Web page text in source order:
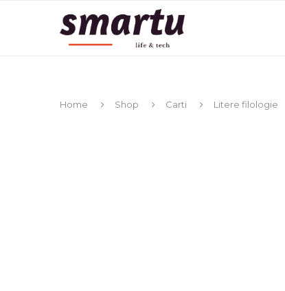
Home Shop Carti Litere filologie